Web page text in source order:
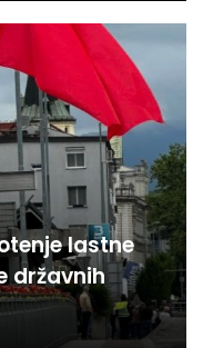
lastne
državnih